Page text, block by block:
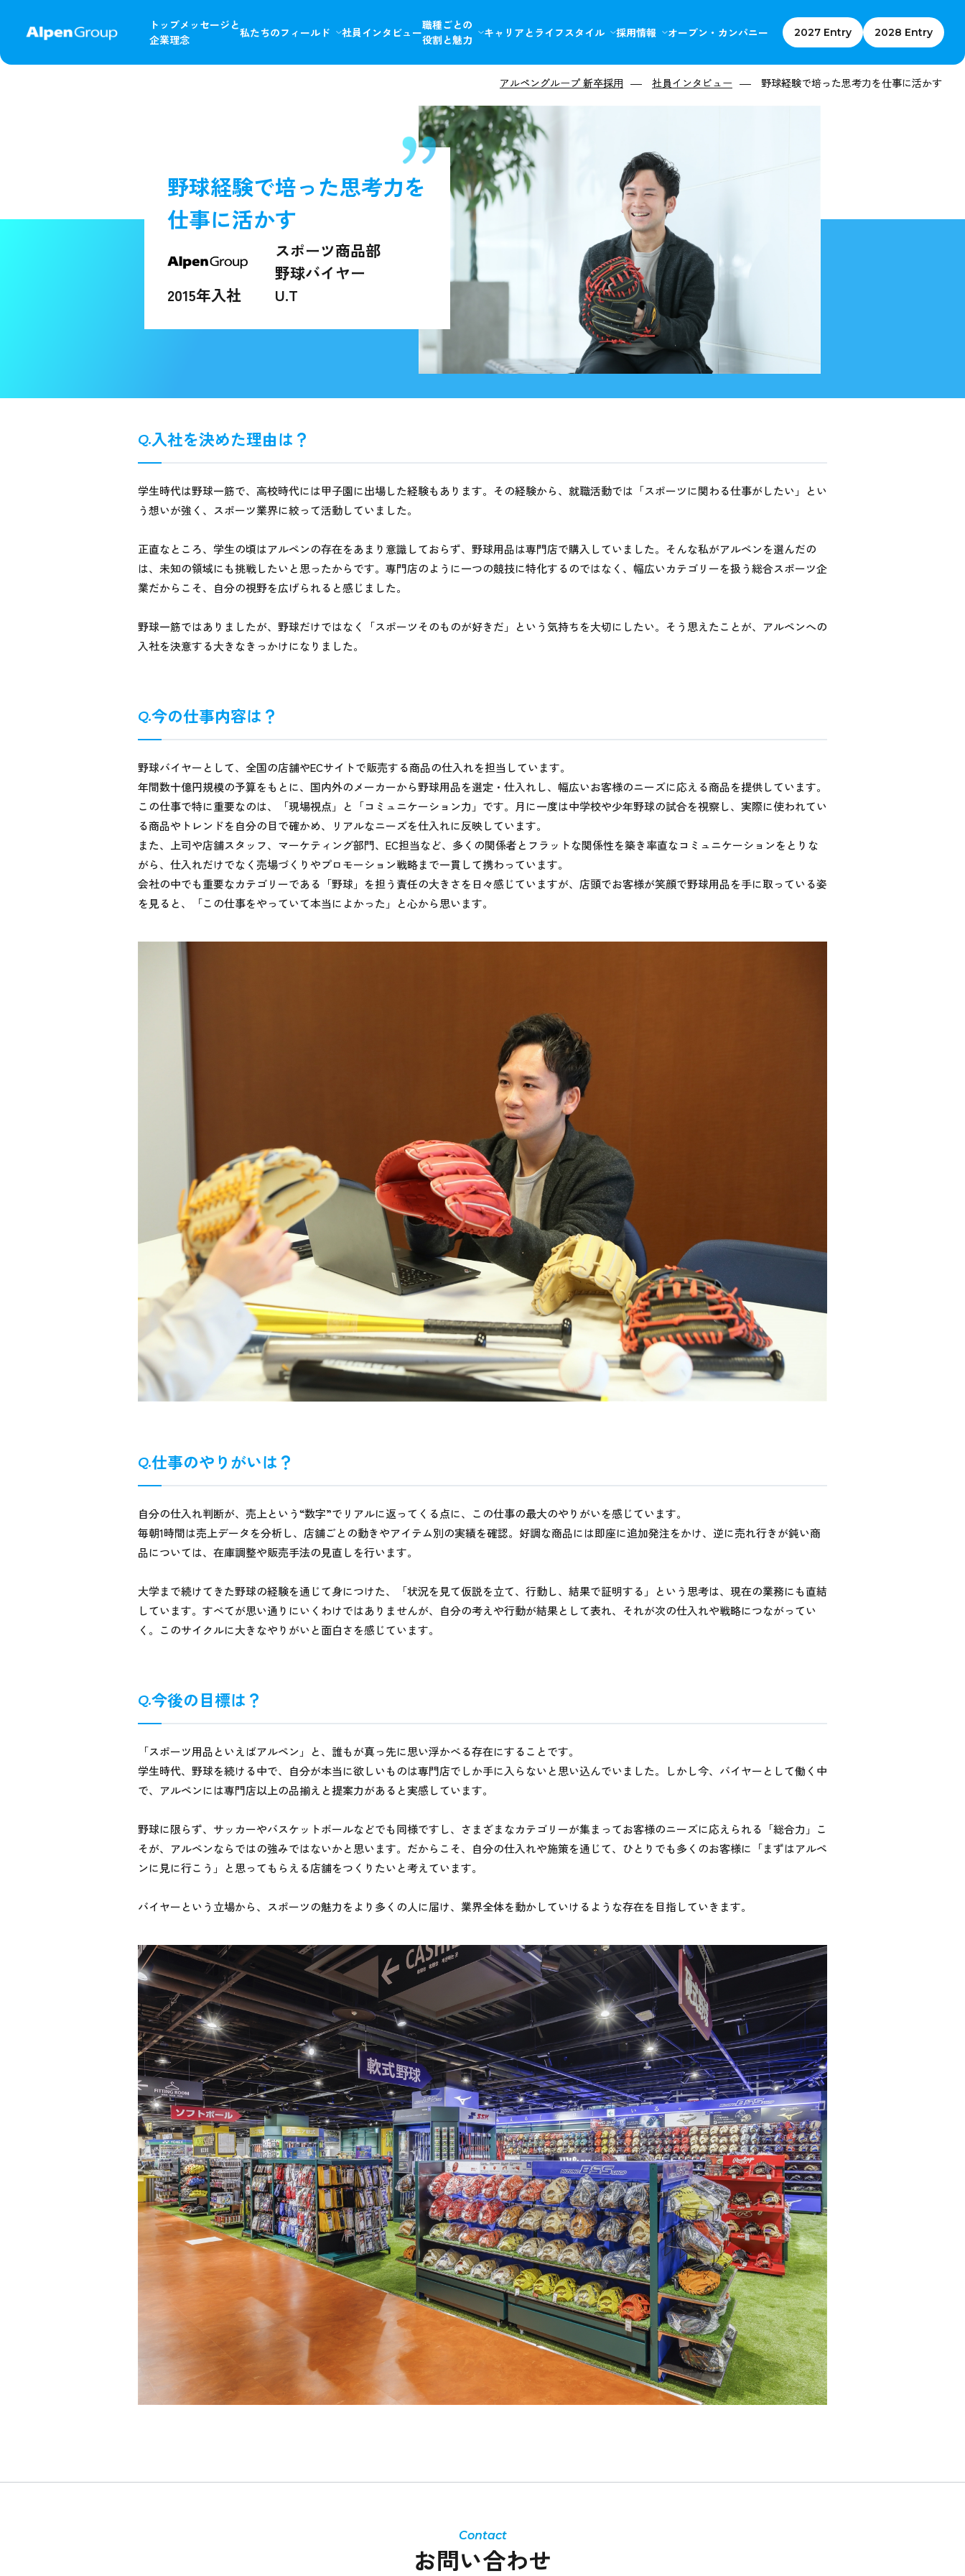
トップメッセージと
企業理念
私たちのフィールド 社員インタビュー
職種ごとの
役割と魅力
キャリアとライフスタイル 採用情報 オープン・カンパニー 2027 Entry 2028 Entry
アルペングループ 新卒採用 社員インタビュー 野球経験で培った思考力を仕事に活かす
アルペングループ 新卒採用 社員インタビュー 野球経験で培った思考力を仕事に活かす
野球経験で培った思考力を
仕事に活かす
スポーツ商品部
野球バイヤー
2015年入社
U.T
入社を決めた理由は？
学生時代は野球一筋で、高校時代には甲子園に出場した経験もあります。その経験から、就職活動では「スポーツに関わる仕事がしたい」とい
う想いが強く、スポーツ業界に絞って活動していました。
正直なところ、学生の頃はアルペンの存在をあまり意識しておらず、野球用品は専門店で購入していました。そんな私がアルペンを選んだの
は、未知の領域にも挑戦したいと思ったからです。専門店のように一つの競技に特化するのではなく、幅広いカテゴリーを扱う総合スポーツ企
業だからこそ、自分の視野を広げられると感じました。
野球一筋ではありましたが、野球だけではなく「スポーツそのものが好きだ」という気持ちを大切にしたい。そう思えたことが、アルペンへの
入社を決意する大きなきっかけになりました。
今の仕事内容は？
野球バイヤーとして、全国の店舗やECサイトで販売する商品の仕入れを担当しています。
年間数十億円規模の予算をもとに、国内外のメーカーから野球用品を選定・仕入れし、幅広いお客様のニーズに応える商品を提供しています。
この仕事で特に重要なのは、「現場視点」と「コミュニケーション力」です。月に一度は中学校や少年野球の試合を視察し、実際に使われてい
る商品やトレンドを自分の目で確かめ、リアルなニーズを仕入れに反映しています。
また、上司や店舗スタッフ、マーケティング部門、EC担当など、多くの関係者とフラットな関係性を築き率直なコミュニケーションをとりな
がら、仕入れだけでなく売場づくりやプロモーション戦略まで一貫して携わっています。
会社の中でも重要なカテゴリーである「野球」を担う責任の大きさを日々感じていますが、店頭でお客様が笑顔で野球用品を手に取っている姿
を見ると、「この仕事をやっていて本当によかった」と心から思います。
仕事のやりがいは？
自分の仕入れ判断が、売上という“数字”でリアルに返ってくる点に、この仕事の最大のやりがいを感じています。
毎朝1時間は売上データを分析し、店舗ごとの動きやアイテム別の実績を確認。好調な商品には即座に追加発注をかけ、逆に売れ行きが鈍い商
品については、在庫調整や販売手法の見直しを行います。
大学まで続けてきた野球の経験を通じて身につけた、「状況を見て仮説を立て、行動し、結果で証明する」という思考は、現在の業務にも直結
しています。すべてが思い通りにいくわけではありませんが、自分の考えや行動が結果として表れ、それが次の仕入れや戦略につながってい
く。このサイクルに大きなやりがいと面白さを感じています。
今後の目標は？
「スポーツ用品といえばアルペン」と、誰もが真っ先に思い浮かべる存在にすることです。
学生時代、野球を続ける中で、自分が本当に欲しいものは専門店でしか手に入らないと思い込んでいました。しかし今、バイヤーとして働く中
で、アルペンには専門店以上の品揃えと提案力があると実感しています。
野球に限らず、サッカーやバスケットボールなどでも同様ですし、さまざまなカテゴリーが集まってお客様のニーズに応えられる「総合力」こ
そが、アルペンならではの強みではないかと思います。だからこそ、自分の仕入れや施策を通じて、ひとりでも多くのお客様に「まずはアルペ
ンに見に行こう」と思ってもらえる店舗をつくりたいと考えています。
バイヤーという立場から、スポーツの魅力をより多くの人に届け、業界全体を動かしていけるような存在を目指していきます。
お問い合わせ